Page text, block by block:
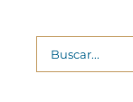
Buscar: